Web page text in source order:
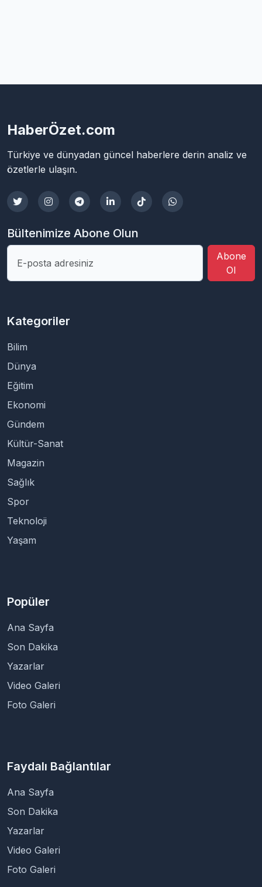
HaberÖzet.com
Türkiye ve dünyadan güncel haberlere derin analiz ve
özetlerle ulaşın.
Bültenimize Abone Olun
Abone
Ol
Kategoriler
Bilim
Dünya
Eğitim
Ekonomi
Gündem
Kültür-Sanat
Magazin
Sağlık
Spor
Teknoloji
Yaşam
Popüler
Ana Sayfa
Son Dakika
Yazarlar
Video Galeri
Foto Galeri
Faydalı Bağlantılar
Ana Sayfa
Son Dakika
Yazarlar
Video Galeri
Foto Galeri